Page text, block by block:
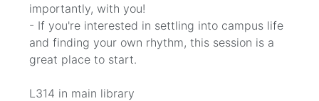
importantly, with you!
- If you're interested in settling into campus life
and finding your own rhythm, this session is a
great place to start.
L314 in main library